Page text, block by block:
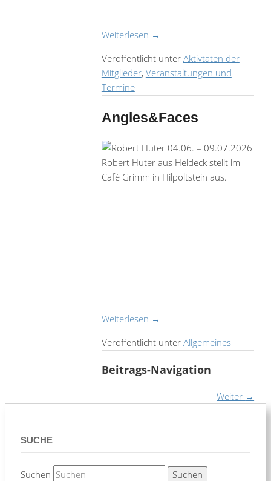
Weiterlesen →
Veröffentlicht unter Aktivtäten der
Mitglieder, Veranstaltungen und
Termine
Angles&Faces
04.06. – 09.07.2026
Robert Huter aus Heideck stellt im
Café Grimm in Hilpoltstein aus.
Weiterlesen →
Veröffentlicht unter Allgemeines
Beitrags-Navigation
Weiter →
SUCHE
Suchen